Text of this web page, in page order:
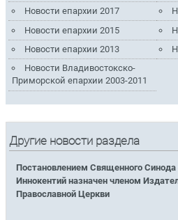
Новости епархии 2017
Новости епархии 2015
Новости епархии 2013
Новости Владивостокско-
Приморской епархии 2003-2011
Другие новости раздела
Постановлением Священного Синода
Иннокентий назначен членом
Православной Церкви